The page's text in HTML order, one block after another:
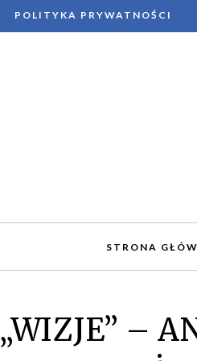
POLITYKA PRYWATNOŚCI
STRONA
„WIZJE” –